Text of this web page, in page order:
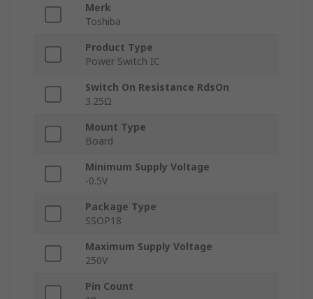
Merk
Toshiba
Product Type
Power Switch IC
Switch On Resistance RdsOn
3.25Ω
Mount Type
Board
Minimum Supply Voltage
-0.5V
Package Type
SSOP18
Maximum Supply Voltage
250V
Pin Count